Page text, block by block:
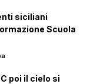
siciliani
Scuola
poi il cielo si